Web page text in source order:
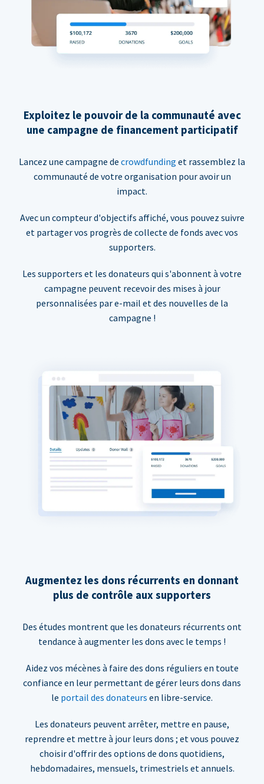
Exploitez le pouvoir de la communauté avec
une campagne de financement participatif
Lancez une campagne de crowdfunding et rassemblez la
communauté de votre organisation pour avoir un
impact.
Avec un compteur d'objectifs affiché, vous pouvez suivre
et partager vos progrès de collecte de fonds avec vos
supporters.
Les supporters et les donateurs qui s'abonnent à votre
campagne peuvent recevoir des mises à jour
personnalisées par e-mail et des nouvelles de la
campagne !
Augmentez les dons récurrents en donnant
plus de contrôle aux supporters
Des études montrent que les donateurs récurrents ont
tendance à augmenter les dons avec le temps !
Aidez vos mécènes à faire des dons réguliers en toute
confiance en leur permettant de gérer leurs dons dans
le portail des donateurs en libre-service.
Les donateurs peuvent arrêter, mettre en pause,
reprendre et mettre à jour leurs dons ; et vous pouvez
choisir d'offrir des options de dons quotidiens,
hebdomadaires, mensuels, trimestriels et annuels.